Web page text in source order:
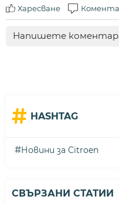
Харесване
# HASHTAG
#Новини за Citroen
СВЪРЗАНИ СТАТИИ